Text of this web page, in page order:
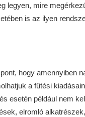
legyen, mire
is az ilyen
hogy amennyiben
a fűtési
esetén például nem
elromló